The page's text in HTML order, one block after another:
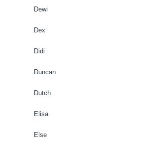
Dewi
Dex
Didi
Duncan
Dutch
Elisa
Else